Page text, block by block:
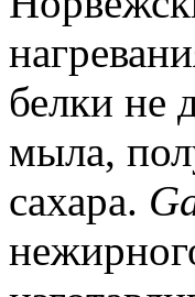
белки не
мыла,
сахара.